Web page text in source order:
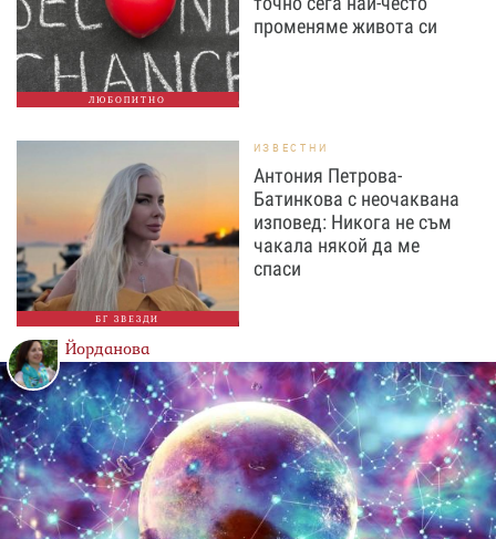
ЛЮБОПИТНО
променяме живота си
БГ ЗВЕЗДИ
ИЗВЕСТНИ
Антония Петрова-
Батинкова с неочаквана
изповед: Никога не съм
чакала някой да ме
спаси
Йорданова